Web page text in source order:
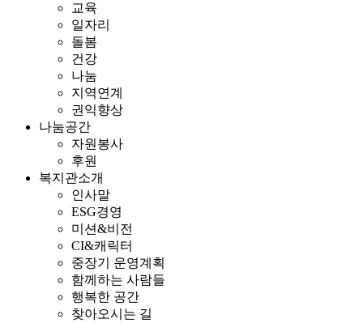
교육
일자리
돌봄
건강
나눔
지역연계
권익향상
나눔공간
자원봉사
후원
복지관소개
인사말
ESG경영
미션&비전
CI&캐릭터
중장기 운영계획
함께하는 사람들
행복한 공간
찾아오시는 길